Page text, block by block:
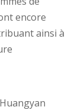
encore
ainsi à